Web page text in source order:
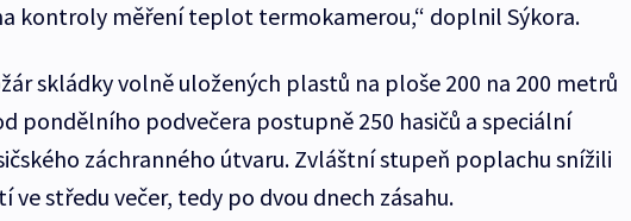
kontroly měření teplot termokamerou,“ doplnil Sýkora.
skládky volně uložených plastů na ploše 200 na 200 metrů
pondělního podvečera postupně 250 hasičů a speciální
záchranného útvaru. Zvláštní stupeň poplachu snížili
ve středu večer, tedy po dvou dnech zásahu.